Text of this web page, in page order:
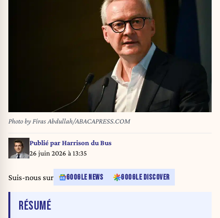
Photo by Firas Abdullah/ABACAPRESS.COM
Publié parHarrison du Bus
26 juin 2026 à 13:35
Suis-nous sur GOOGLE NEWS GOOGLE DISCOVER
RÉSUMÉDE L'ARTICLE